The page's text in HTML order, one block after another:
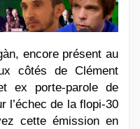
encore présent au
côtés de Clément
ex porte-parole de
l’échec de la flopi-30
cette émission en